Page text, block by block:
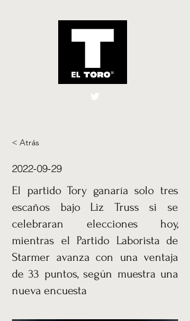
El Toro España
< Atrás
2022-09-29
El partido Tory ganaría solo tres
escaños bajo Liz Truss si se
celebraran elecciones hoy,
mientras el Partido Laborista de
Starmer avanza con una ventaja
de 33 puntos, según muestra una
nueva encuesta